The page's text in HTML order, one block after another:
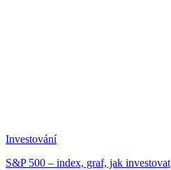
Investování
S&P 500 – index, graf, jak investovat